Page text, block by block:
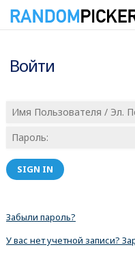
Войти
SIGN IN
Забыли пароль?
У вас нет учетной записи?